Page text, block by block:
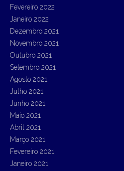
Fevereiro 2022
Janeiro 2022
Dezembro 2021
Novembro 2021
Outubro 2021
Setembro 2021
Agosto 2021
Julho 2021
Junho 2021
Maio 2021
Abril 2021
Março 2021
Fevereiro 2021
Janeiro 2021